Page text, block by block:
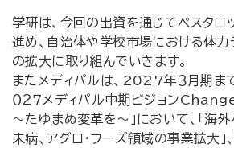
学研は、今回の出資を通じてペスタロ
進め、自治体や学校市場における体力
の拡大に取り組んでいきます。
またメディパルは、2027年３月期ま
０２７メディパル中期ビジョン
～たゆまぬ変革を～」において、「海外
未病、アグロ・フーズ領域の事業拡大」